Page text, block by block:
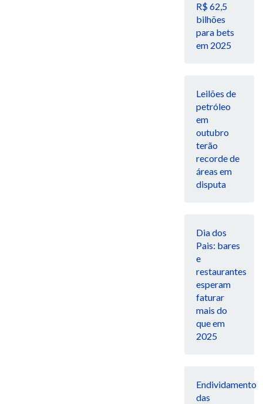
R$ 62,5
bilhões
para bets
em 2025
Leilões de
petróleo
em
outubro
terão
recorde de
áreas em
disputa
Dia dos
Pais: bares
e
restaurantes
esperam
faturar
mais do
que em
2025
Endividamento
das